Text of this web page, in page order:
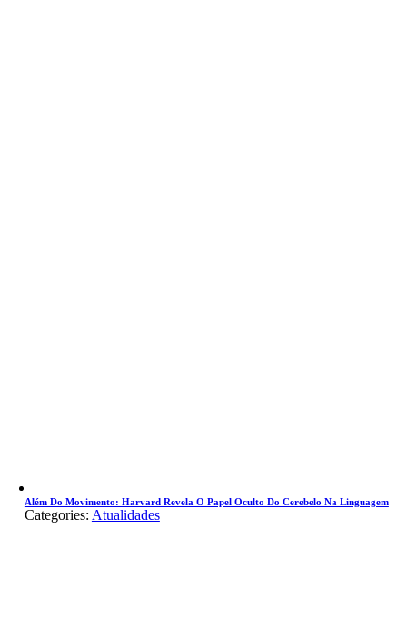
Além Do Movimento: Harvard Revela O Papel Oculto Do Cerebelo Na Linguagem
Categories: Atualidades